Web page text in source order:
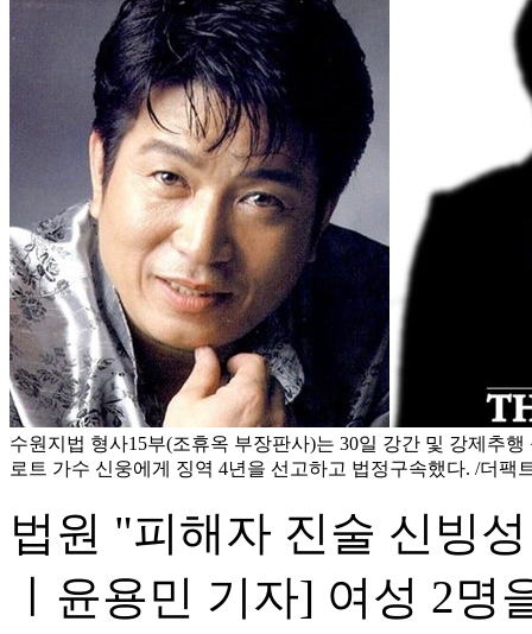
수원지법 형사15부(조휴옥 부장판사)는 30일 강간 및 강제추
로트 가수 신웅에게 징역 4년을 선고하고 법정구속했다. /더팩
법원 "피해자 진술 신빙
ㅣ윤용민 기자] 여성 2